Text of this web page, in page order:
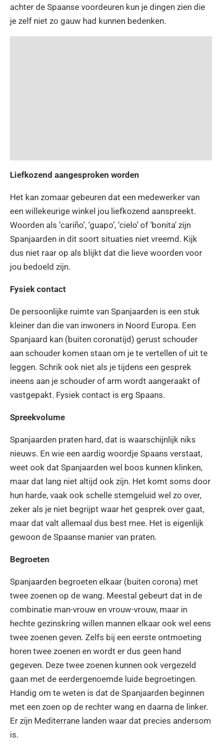
achter de Spaanse voordeuren kun je dingen zien die
je zelf niet zo gauw had kunnen bedenken.
Liefkozend aangesproken worden
Het kan zomaar gebeuren dat een medewerker van
een willekeurige winkel jou liefkozend aanspreekt.
Woorden als ‘cariño’, ‘guapo’, ‘cielo’ of ‘bonita’ zijn
Spanjaarden in dit soort situaties niet vreemd. Kijk
dus niet raar op als blijkt dat die lieve woorden voor
jou bedoeld zijn.
Fysiek contact
De persoonlijke ruimte van Spanjaarden is een stuk
kleiner dan die van inwoners in Noord Europa. Een
Spanjaard kan (buiten coronatijd) gerust schouder
aan schouder komen staan om je te vertellen of uit te
leggen. Schrik ook niet als je tijdens een gesprek
ineens aan je schouder of arm wordt aangeraakt of
vastgepakt. Fysiek contact is erg Spaans.
Spreekvolume
Spanjaarden praten hard, dat is waarschijnlijk niks
nieuws. En wie een aardig woordje Spaans verstaat,
weet ook dat Spanjaarden wel boos kunnen klinken,
maar dat lang niet altijd ook zijn. Het komt soms door
hun harde, vaak ook schelle stemgeluid wel zo over,
zeker als je niet begrijpt waar het gesprek over gaat,
maar dat valt allemaal dus best mee. Het is eigenlijk
gewoon de Spaanse manier van praten.
Begroeten
Spanjaarden begroeten elkaar (buiten corona) met
twee zoenen op de wang. Meestal gebeurt dat in de
combinatie man-vrouw en vrouw-vrouw, maar in
hechte gezinskring willen mannen elkaar ook wel eens
twee zoenen geven. Zelfs bij een eerste ontmoeting
horen twee zoenen en wordt er dus geen hand
gegeven. Deze twee zoenen kunnen ook vergezeld
gaan met de eerdergenoemde luide begroetingen.
Handig om te weten is dat de Spanjaarden beginnen
met een zoen op de rechter wang en daarna de linker.
Er zijn Mediterrane landen waar dat precies andersom
is.